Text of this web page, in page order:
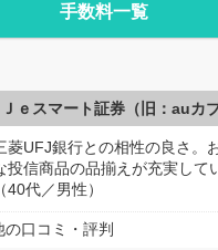
手数料一覧
ｅスマート証券（旧：auカ
菱UFJ銀行との相性の良さ。
投信商品の品揃えが充実して
（40代／男性）
の口コミ・評判